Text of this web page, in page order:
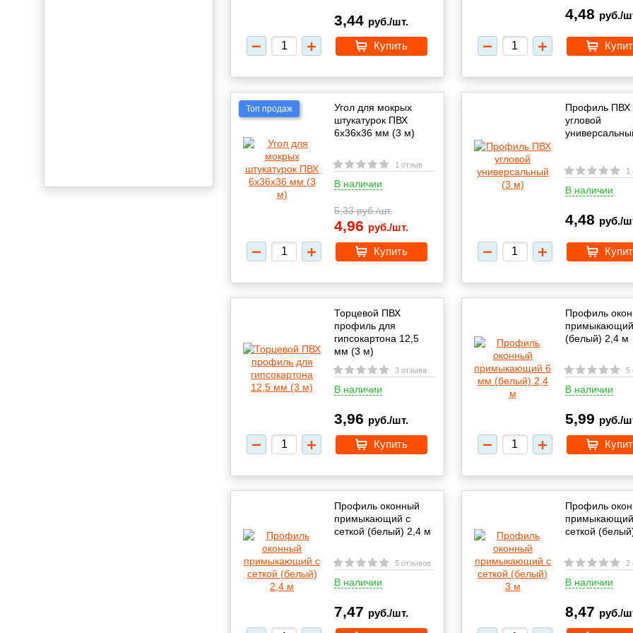
3,44 руб./шт.
Купить
4,48 руб./
Топ продаж
Угол для мокрых
штукатурок ПВХ
6х36х36 мм (3 м)
1 отзыв
В наличии
5,33руб./шт.
4,96 руб./шт.
Купить
Профиль ПВХ
угловой
1
В наличии
4,48 руб./
Торцевой ПВХ
профиль для
гипсокартона 12,5
мм (3 м)
3 отзыва
В наличии
3,96 руб./шт.
Купить
Профиль
(белый) 2,4 м
5
В наличии
5,99 руб./
Профиль оконный
примыкающий с
сеткой (белый) 2,4 м
5 отзывов
В наличии
7,47 руб./шт.
Профиль
сеткой
2
В наличии
8,47 руб./